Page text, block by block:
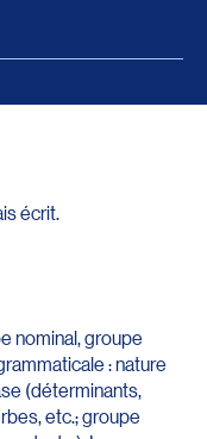
écrit.
nominal, groupe
: nature
(déterminants,
etc.; groupe